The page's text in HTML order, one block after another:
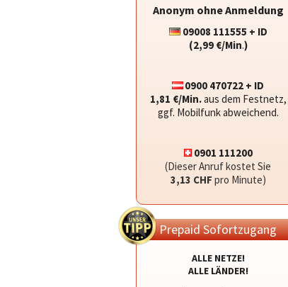
Anonym ohne Anmeldung
09008 111555 + ID
(2,99 €/Min.)
0900 470722 + ID
1,81 €/Min.aus dem Festnetz,
ggf. Mobilfunk abweichend.
0901 111200
(Dieser Anruf kostet Sie
3,13 CHF pro Minute)
Prepaid Sofortzugang
ALLE NETZE!
ALLE LÄNDER!